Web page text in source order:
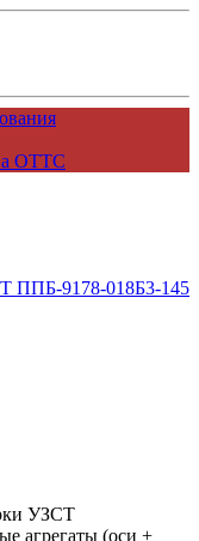
ОТТС
ППБ-9178-018Б3-145
УЗСТ
агрегаты (оси +